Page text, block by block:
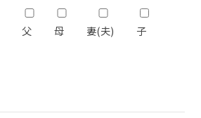
父 母 妻(夫) 子